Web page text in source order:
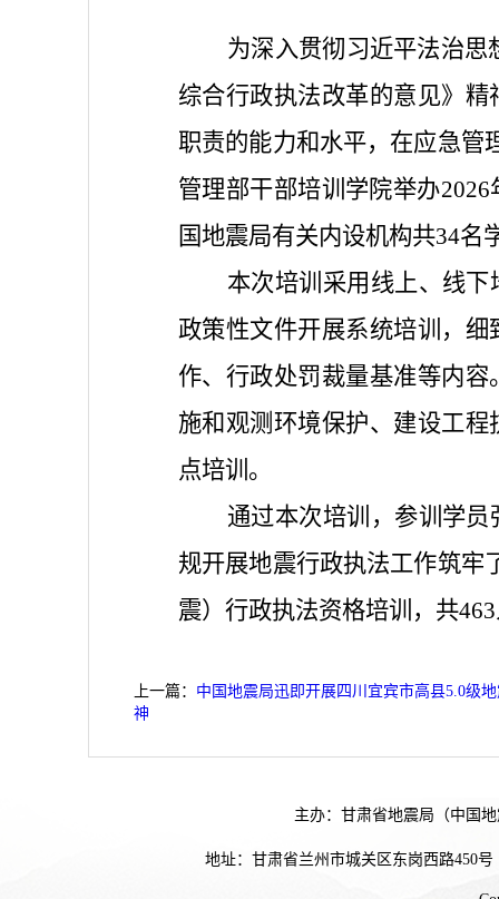
为深入贯彻习近平法治
综合行政执法改革的意见》
职责的能力和水平，在应急管
管理部干部培训学院举办
国地震局有关内设机构共34名
本次培训采用线上、线
政策性文件开展系统培训，
作、行政处罚裁量基准等内
施和观测环境保护、建设工
点培训。
通过本次培训，参训学
规开展地震行政执法工作筑牢
震）行政执法资格培训，共
上一篇： 中国地震局迅即开展四川宜宾市高县5.0级
神
主办：甘肃省地震局（中国
地址：甘肃省兰州市城关区东岗西路450号